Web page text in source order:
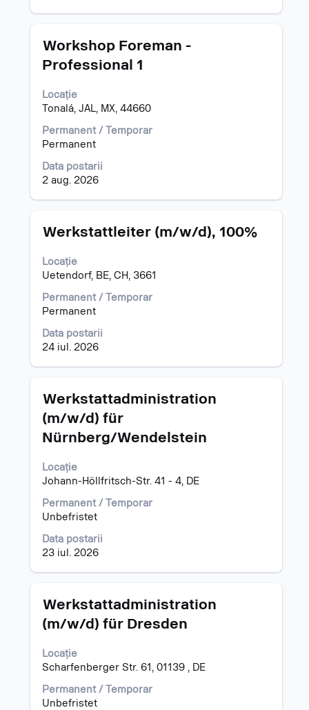
informațiilor
post.
Titlu
Workshop Foreman -
Professional 1
Locație
Tonalá, JAL, MX, 44660
Permanent / Temporar
Permanent
Data postarii
2 aug. 2026
Selectați
tasta
pentru
a
vizualiza
întregul
al
informațiilor
Titlu
Werkstattleiter (m/w/d), 100%
Locație
Uetendorf, BE, CH, 3661
Permanent / Temporar
Permanent
Data postarii
24 iul. 2026
Selectați
tasta
spațiu
a
vizualiza
conținut
al
informațiilor
post.
Titlu
Werkstattadministration
(m/w/d) für
Nürnberg/Wendelstein
Locație
Johann-Höllfritsch-Str. 41 - 4, DE
Permanent / Temporar
Unbefristet
Data postarii
23 iul. 2026
Selectați
tasta
spațiu
a
vizualiza
conținut
al
informațiilor
despre
Titlu
Werkstattadministration
(m/w/d) für Dresden
Locație
Scharfenberger Str. 61, 01139 , DE
Permanent / Temporar
Unbefristet
Selectați
tasta
pentru
a
vizualiza
întregul